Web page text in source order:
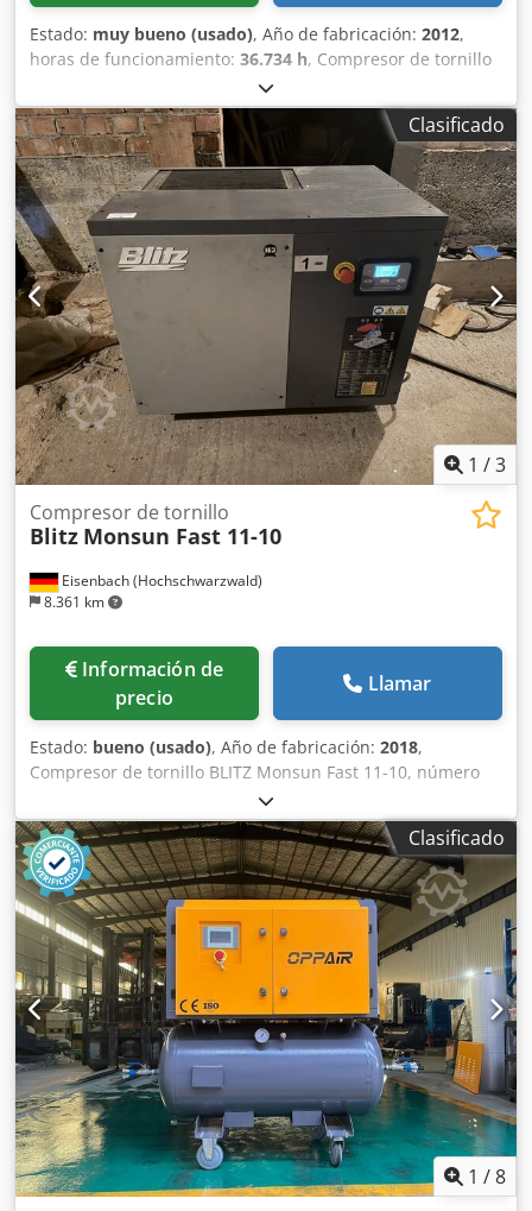
Estado: muy bueno (usado), Año de fabricación: 2012,
horas de funcionamiento: 36.734 h, Compresor de tornillo
Atlas Copco GA55FF Secador integrado 55 kW 9,80 bares
8,87 m³/min Año de fabricación: 2012 Codpezphrwofx
Ahlerf Horas de funcionamiento: 36.734
Clasificado
1 /3
Eisenbach (Hochschwarzwald)
8.361 km
Compresor de tornillo
Blitz Monsun Fast 11-10
Información de
precio
Llamar
Estado: bueno (usado), Año de fabricación: 2018,
Compresor de tornillo BLITZ Monsun Fast 11-10, número
de serie iYD0099288, año de fabricación 2018, potencia de
11 kW, presión máxima de 10 bares. Cjdeztcyqspfx Ahlerf
Clasificado
1 /8